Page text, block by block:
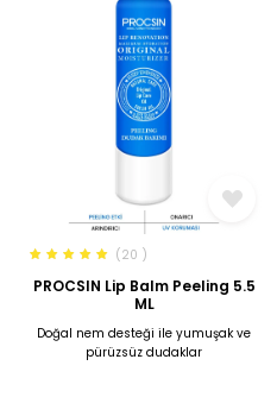
(20 )
PROCSIN Lip Balm Peeling 5.5
ML
Doğal nem desteği ile yumuşak ve
pürüzsüz dudaklar